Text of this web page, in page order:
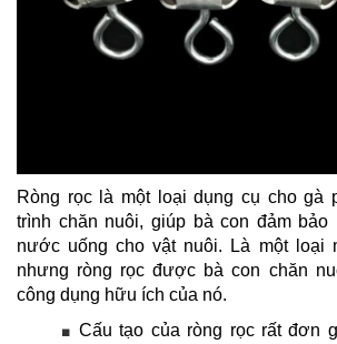
Ròng rọc là một loại dụng cụ cho gà
trình chăn nuôi, giúp bà con đảm
nước uống cho vật nuôi. Là một loại
nhưng ròng rọc được bà con chăn
công dụng hữu ích của nó.
■ Cấu tạo của ròng rọc rất đơn